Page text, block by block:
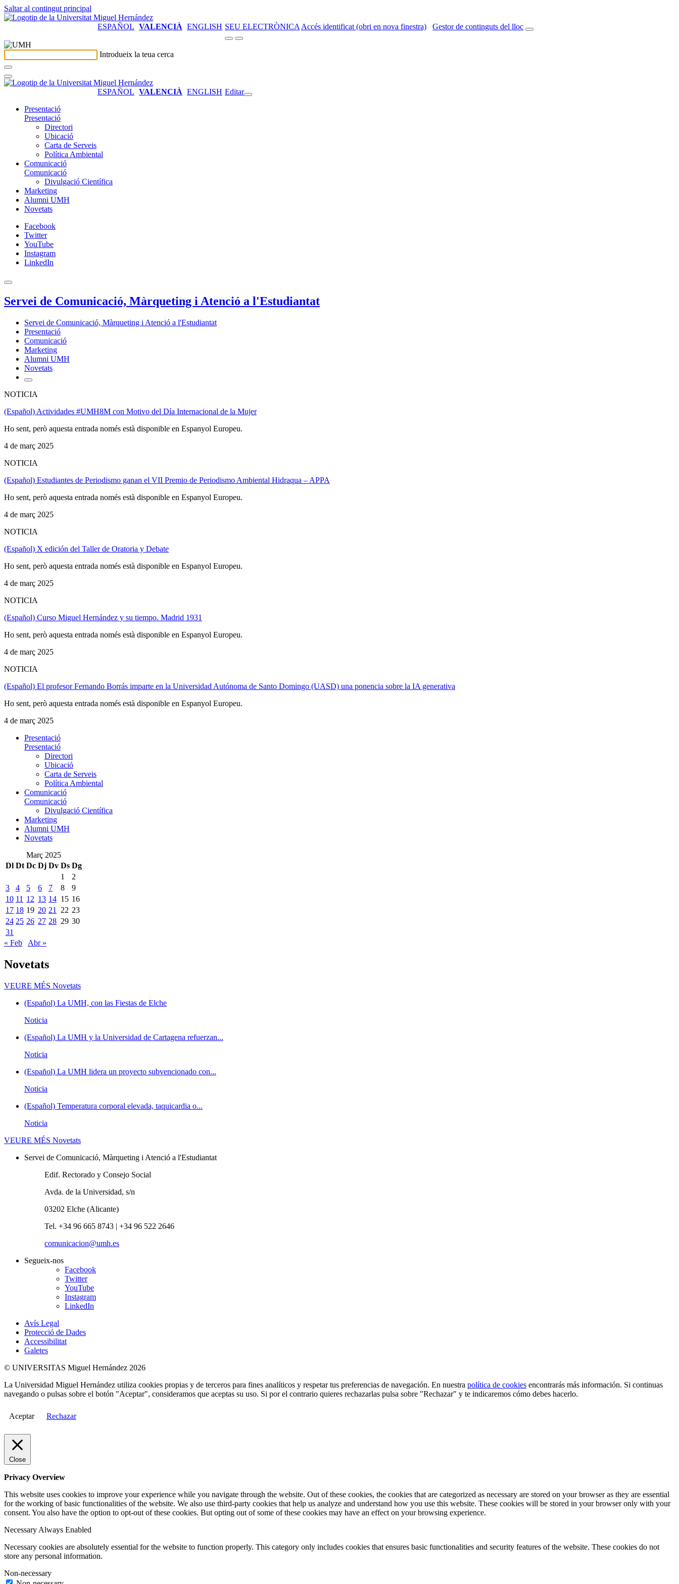
Saltar al contingut principal
ESPAÑOL VALENCIÀ ENGLISH SEU ELECTRÒNICA Accés identificat (obri en nova finestra) Gestor de continguts del lloc
Introdueix la teua cerca
ESPAÑOL VALENCIÀ ENGLISH Editar
Presentació
Presentació
Directori
Ubicació
Carta de Serveis
Política Ambiental
Comunicació
Comunicació
Divulgació Científica
Marketing
Alumni UMH
Novetats
Facebook
Twitter
YouTube
Instagram
LinkedIn
Servei de Comunicació, Màrqueting i Atenció a l'Estudiantat
Servei de Comunicació, Màrqueting i Atenció a l'Estudiantat
Presentació
Comunicació
Marketing
Alumni UMH
Novetats
NOTICIA
(Español) Actividades #UMH8M con Motivo del Día Internacional de la Mujer
Ho sent, però aquesta entrada només està disponible en Espanyol Europeu.
4 de març 2025
NOTICIA
(Español) Estudiantes de Periodismo ganan el VII Premio de Periodismo Ambiental Hidraqua – APPA
Ho sent, però aquesta entrada només està disponible en Espanyol Europeu.
4 de març 2025
NOTICIA
(Español) X edición del Taller de Oratoria y Debate
Ho sent, però aquesta entrada només està disponible en Espanyol Europeu.
4 de març 2025
NOTICIA
(Español) Curso Miguel Hernández y su tiempo. Madrid 1931
Ho sent, però aquesta entrada només està disponible en Espanyol Europeu.
4 de març 2025
NOTICIA
(Español) El profesor Fernando Borrás imparte en la Universidad Autónoma de Santo Domingo (UASD) una ponencia sobre la IA generativa
Ho sent, però aquesta entrada només està disponible en Espanyol Europeu.
4 de març 2025
Presentació
Presentació
Directori
Ubicació
Carta de Serveis
Política Ambiental
Comunicació
Comunicació
Divulgació Científica
Marketing
Alumni UMH
Novetats
Març 2025
Dl Dt Dc Dj Dv Ds Dg
1
2
3
4 5 6 7 8
9
10 11 12 13 14 15 16
17 18 19 20 21 22 23
24 25 26 27 28 29 30
31
« Feb
Abr »
Novetats
VEURE MÉS Novetats
(Español) La UMH, con las Fiestas de Elche
Noticia
(Español) La UMH y la Universidad de Cartagena refuerzan...
Noticia
(Español) La UMH lidera un proyecto subvencionado con...
Noticia
(Español) Temperatura corporal elevada, taquicardia o...
Noticia
VEURE MÉS Novetats
Servei de Comunicació, Màrqueting i Atenció a l'Estudiantat
Edif. Rectorado y Consejo Social
Avda. de la Universidad, s/n
03202 Elche (Alicante)
Tel. +34 96 665 8743 | +34 96 522 2646
comunicacion@umh.es
Segueix-nos
Facebook
Twitter
YouTube
Instagram
LinkedIn
Avís Legal
Protecció de Dades
Accessibilitat
Galetes
© UNIVERSITAS Miguel Hernández 2026
La Universidad Miguel Hernández utiliza cookies propias y de terceros para fines analíticos y respetar tus preferencias de navegación. En nuestra política de cookies encontrarás más información. Si continuas
navegando o pulsas sobre el botón "Aceptar", consideramos que aceptas su uso. Si por el contrario quieres rechazarlas pulsa sobre "Rechazar" y te indicaremos cómo debes hacerlo.
Aceptar Rechazar
Close
Privacy Overview
This website uses cookies to improve your experience while you navigate through the website. Out of these cookies, the cookies that are categorized as necessary are stored on your browser as they are essential
for the working of basic functionalities of the website. We also use third-party cookies that help us analyze and understand how you use this website. These cookies will be stored in your browser only with your
consent. You also have the option to opt-out of these cookies. But opting out of some of these cookies may have an effect on your browsing experience.
Necessary Always Enabled
Necessary cookies are absolutely essential for the website to function properly. This category only includes cookies that ensures basic functionalities and security features of the website. These cookies do not
store any personal information.
Non-necessary